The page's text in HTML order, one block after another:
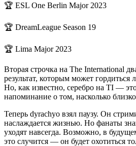
🏆 ESL One Berlin Major 2023
🏆 DreamLeague Season 19
🏆 Lima Major 2023
Вторая строчка на The International
результат, которым может
Но, как известно, серебро на TI —
напоминание о том, насколько
Теперь dyrachyo взял паузу. Он
наслаждается жизнью. Но фанаты
уходят навсегда. Возможно, в
это случится — он будет охотиться